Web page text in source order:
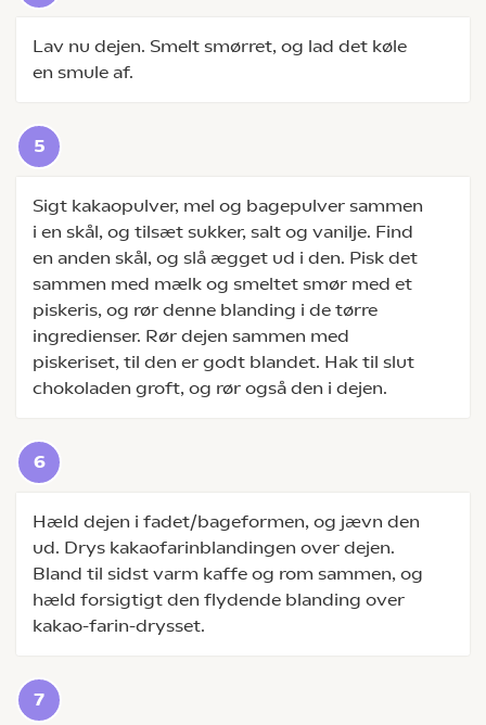
Lav nu dejen. Smelt smørret, og lad det køle
en smule af.
Sigt kakaopulver, mel og bagepulver sammen
i en skål, og tilsæt sukker, salt og vanilje. Find
en anden skål, og slå ægget ud i den. Pisk det
sammen med mælk og smeltet smør med et
piskeris, og rør denne blanding i de tørre
ingredienser. Rør dejen sammen med
piskeriset, til den er godt blandet. Hak til slut
chokoladen groft, og rør også den i dejen.
Hæld dejen i fadet/bageformen, og jævn den
ud. Drys kakaofarinblandingen over dejen.
Bland til sidst varm kaffe og rom sammen, og
hæld forsigtigt den flydende blanding over
kakao-farin-drysset.